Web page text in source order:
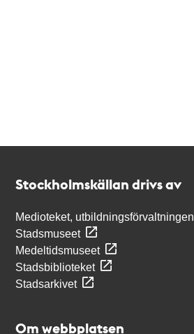
Stockholmskällan drivs av
Medioteket, utbildningsförvaltningen
Stadsmuseet
Medeltidsmuseet
Stadsbiblioteket
Stadsarkivet
Om webbplatsen